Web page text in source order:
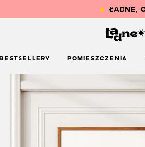
BESTSELLERY POMIESZCZENIA